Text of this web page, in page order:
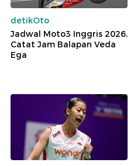
detikOto
Jadwal Moto3 Inggris 2026,
Catat Jam Balapan Veda
Ega